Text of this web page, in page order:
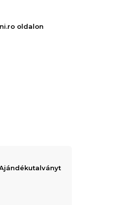
oldalon